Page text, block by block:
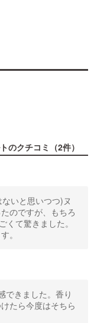
のクチコミ（2件）
いと思いつつ)ヌ
のですが、もちろ
て驚きました。
。
できました。香り
たら今度はそちら